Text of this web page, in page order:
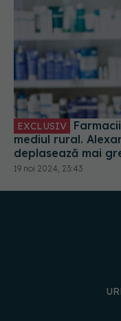
EXCLUSIV
mediul rural.
deplasează mai
19 noi 2024, 23:43